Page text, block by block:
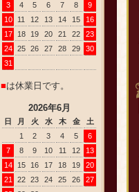
3
4 5 6 7 8
9
10
11 12 13 14 15
16
17
18 19 20 21 22
23
24
25 26 27 28 29
30
31
■は休業日です。
2026年6月
日 月 火 水 木 金
土
1
2 3 4 5
6
7
8 9 10 11 12
13
14
15 16 17 18 19
20
21
22 23 24 25 26
27